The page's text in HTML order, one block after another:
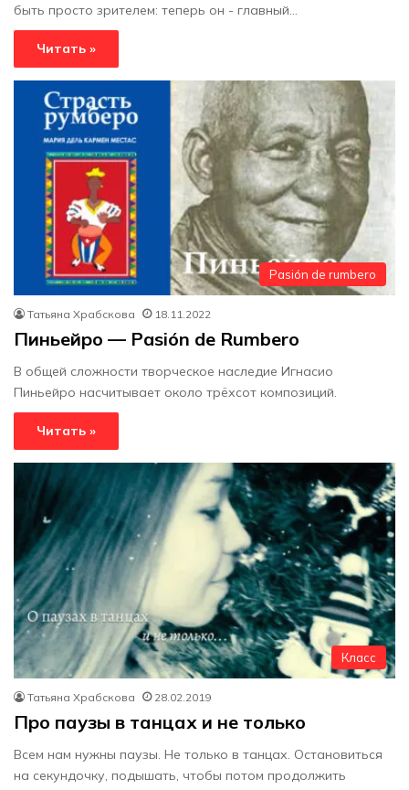
быть просто зрителем: теперь он - главный…
Читать »
Pasión de rumbero
Татьяна Храбскова 18.11.2022
Пиньейро — Pasión de Rumbero
В общей сложности творческое наследие Игнасио
Пиньейро насчитывает около трёхсот композиций.
Читать »
Класс
Татьяна Храбскова 28.02.2019
Про паузы в танцах и не только
Всем нам нужны паузы. Не только в танцах. Остановиться
на секундочку, подышать, чтобы потом продолжить